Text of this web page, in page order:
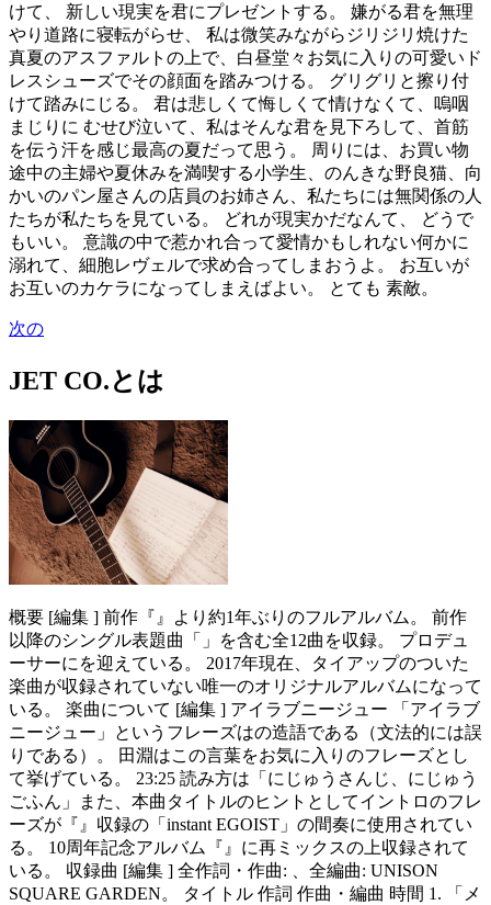
けて、 新しい現実を君にプレゼントする。 嫌がる君を無理
やり道路に寝転がらせ、 私は微笑みながらジリジリ焼けた
真夏のアスファルトの上で、白昼堂々お気に入りの可愛いド
レスシューズでその顔面を踏みつける。 グリグリと擦り付
けて踏みにじる。 君は悲しくて悔しくて情けなくて、嗚咽
まじりに むせび泣いて、私はそんな君を見下ろして、首筋
を伝う汗を感じ最高の夏だって思う。 周りには、お買い物
途中の主婦や夏休みを満喫する小学生、のんきな野良猫、向
かいのパン屋さんの店員のお姉さん、私たちには無関係の人
たちが私たちを見ている。 どれが現実かだなんて、 どうで
もいい。 意識の中で惹かれ合って愛情かもしれない何かに
溺れて、細胞レヴェルで求め合ってしまおうよ。 お互いが
お互いのカケラになってしまえばよい。 とても 素敵。
次の
JET CO.とは
概要 [編集 ] 前作『』より約1年ぶりのフルアルバム。 前作
以降のシングル表題曲「」を含む全12曲を収録。 プロデュ
ーサーにを迎えている。 2017年現在、タイアップのついた
楽曲が収録されていない唯一のオリジナルアルバムになって
いる。 楽曲について [編集 ] アイラブニージュー 「アイラブ
ニージュー」というフレーズはの造語である（文法的には誤
りである）。 田淵はこの言葉をお気に入りのフレーズとし
て挙げている。 23:25 読み方は「にじゅうさんじ、にじゅう
ごふん」また、本曲タイトルのヒントとしてイントロのフレ
ーズが『』収録の「instant EGOIST」の間奏に使用されてい
る。 10周年記念アルバム『』に再ミックスの上収録されて
いる。 収録曲 [編集 ] 全作詞・作曲: 、全編曲: UNISON
SQUARE GARDEN。 タイトル 作詞 作曲・編曲 時間 1. 「メ